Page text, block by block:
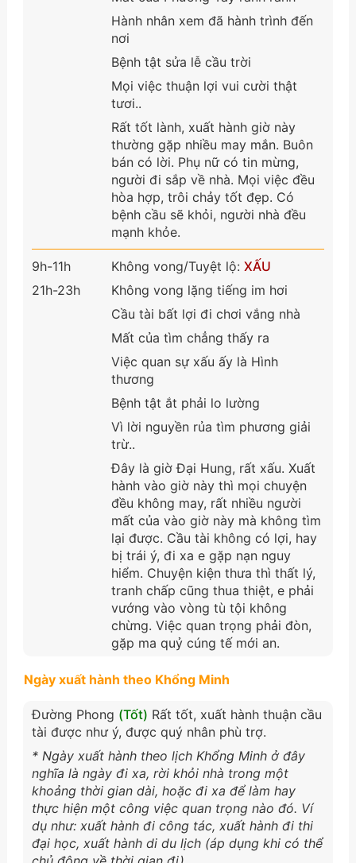
Hành nhân xem đã hành trình đến
nơi
Bệnh tật sửa lễ cầu trời
Mọi việc thuận lợi vui cười thật
tươi..
Rất tốt lành, xuất hành giờ này
thường gặp nhiều may mắn. Buôn
bán có lời. Phụ nữ có tin mừng,
người đi sắp về nhà. Mọi việc đều
hòa hợp, trôi chảy tốt đẹp. Có
bệnh cầu sẽ khỏi, người nhà đều
mạnh khỏe.
9h-11h
21h-23h
Không vong/Tuyệt lộ: XẤU
Không vong lặng tiếng im hơi
Cầu tài bất lợi đi chơi vắng nhà
Mất của tìm chẳng thấy ra
Việc quan sự xấu ấy là Hình
thương
Bệnh tật ắt phải lo lường
Vì lời nguyền rủa tìm phương giải
trừ..
Đây là giờ Đại Hung, rất xấu. Xuất
hành vào giờ này thì mọi chuyện
đều không may, rất nhiều người
mất của vào giờ này mà không tìm
lại được. Cầu tài không có lợi, hay
bị trái ý, đi xa e gặp nạn nguy
hiểm. Chuyện kiện thưa thì thất lý,
tranh chấp cũng thua thiệt, e phải
vướng vào vòng tù tội không
chừng. Việc quan trọng phải đòn,
gặp ma quỷ cúng tế mới an.
Ngày xuất hành theo Khổng Minh
Đường Phong (Tốt) Rất tốt, xuất hành thuận cầu
tài được như ý, được quý nhân phù trợ.
* Ngày xuất hành theo lịch Khổng Minh ở đây
nghĩa là ngày đi xa, rời khỏi nhà trong một
khoảng thời gian dài, hoặc đi xa để làm hay
thực hiện một công việc quan trọng nào đó. Ví
dụ như: xuất hành đi công tác, xuất hành đi thi
đại học, xuất hành di du lịch (áp dụng khi có thể